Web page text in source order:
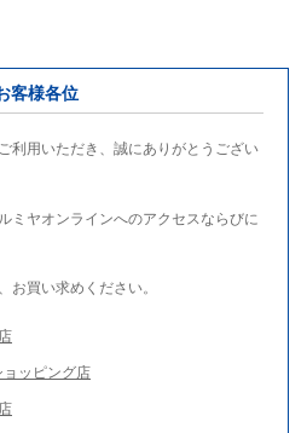
客様各位
利用いただき、誠にありがとうござい
ミヤオンラインへのアクセスならびに
お買い求めください。
ッピング店